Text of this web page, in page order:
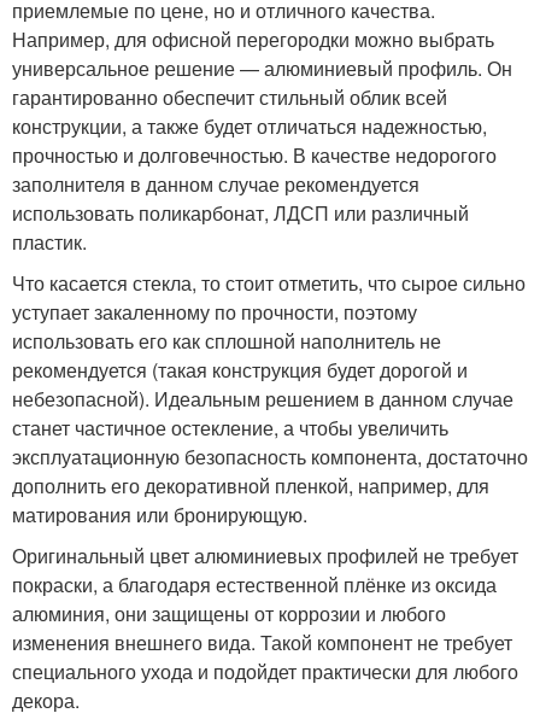
приемлемые по цене, но и отличного качества.
Например, для офисной перегородки можно выбрать
универсальное решение — алюминиевый профиль. Он
гарантированно обеспечит стильный облик всей
конструкции, а также будет отличаться надежностью,
прочностью и долговечностью. В качестве недорогого
заполнителя в данном случае рекомендуется
использовать поликарбонат, ЛДСП или различный
пластик.
Что касается стекла, то стоит отметить, что сырое сильно
уступает закаленному по прочности, поэтому
использовать его как сплошной наполнитель не
рекомендуется (такая конструкция будет дорогой и
небезопасной). Идеальным решением в данном случае
станет частичное остекление, а чтобы увеличить
эксплуатационную безопасность компонента, достаточно
дополнить его декоративной пленкой, например, для
матирования или бронирующую.
Оригинальный цвет алюминиевых профилей не требует
покраски, а благодаря естественной плёнке из оксида
алюминия, они защищены от коррозии и любого
изменения внешнего вида. Такой компонент не требует
специального ухода и подойдет практически для любого
декора.